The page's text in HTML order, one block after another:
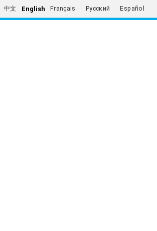
中文 English Français Русский Español